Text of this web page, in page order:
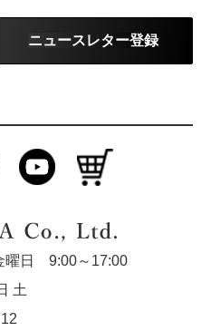
ニュースレター登録
曜日 9:00～17:00
土